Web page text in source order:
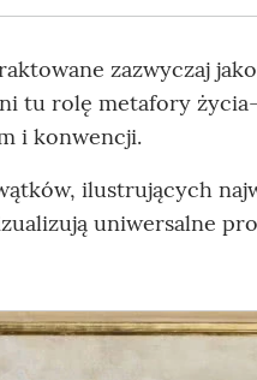
zazwyczaj
tu rolę metafory
i konwencji.
ilustrujących
uniwersalne